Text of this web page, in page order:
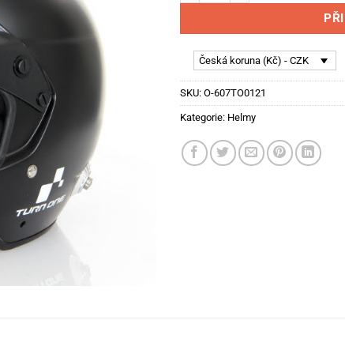
Česká koruna (Kč) - CZK
SKU: O-607TO0121
Kategorie: Helmy